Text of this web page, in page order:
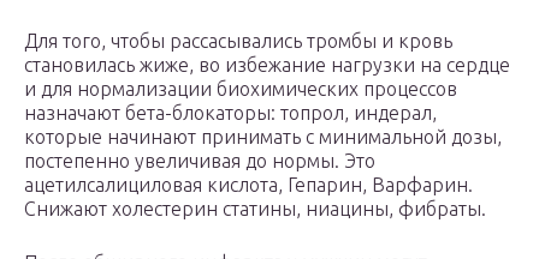
Для того, чтобы рассасывались тромбы и кровь
становилась жиже, во избежание нагрузки на сердце
и для нормализации биохимических процессов
назначают бета-блокаторы: топрол, индерал,
которые начинают принимать с минимальной дозы,
постепенно увеличивая до нормы. Это
ацетилсалициловая кислота, Гепарин, Варфарин.
Снижают холестерин статины, ниацины, фибраты.